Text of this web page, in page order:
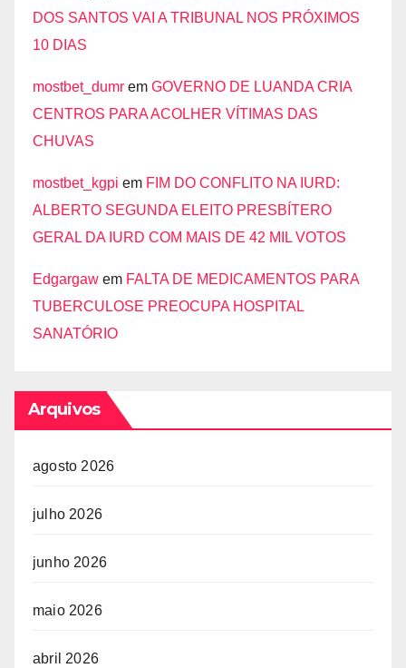
DOS SANTOS VAI A TRIBUNAL NOS PRÓXIMOS
10 DIAS
mostbet_dumr em GOVERNO DE LUANDA CRIA
CENTROS PARA ACOLHER VÍTIMAS DAS
CHUVAS
mostbet_kgpi em FIM DO CONFLITO NA IURD:
ALBERTO SEGUNDA ELEITO PRESBÍTERO
GERAL DA IURD COM MAIS DE 42 MIL VOTOS
Edgargaw em FALTA DE MEDICAMENTOS PARA
TUBERCULOSE PREOCUPA HOSPITAL
SANATÓRIO
Arquivos
agosto 2026
julho 2026
junho 2026
maio 2026
abril 2026